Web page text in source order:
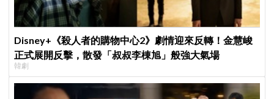
Disney+《殺人者的購物中心2》劇情迎來反轉！金慧峻
正式展開反擊，散發「叔叔李棟旭」般強大氣場
韓劇